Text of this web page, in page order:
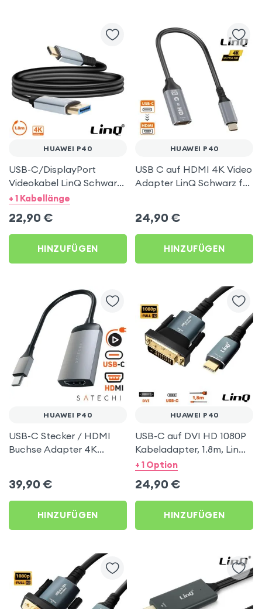
HUAWEI P40
USB-C/DisplayPort
Videokabel LinQ Schwarz
1.8m für Huawei P40
+ 1 Kabellänge
22,90 €
HINZUFÜGEN
HUAWEI P40
USB C auf HDMI 4K Video
Adapter LinQ Schwarz für
24,90 €
HINZUFÜGEN
HUAWEI P40
USB-C Stecker / HDMI
Buchse Adapter 4K
39,90 €
HINZUFÜGEN
HUAWEI P40
USB-C auf DVI HD 1080P
Kabeladapter, 1.8m, LinQ
– Grau für Huawei P40
+ 1 Option
24,90 €
HINZUFÜGEN